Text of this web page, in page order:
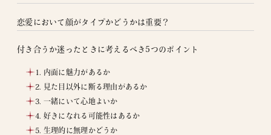
恋愛において顔がタイプかどうかは重要？
付き合うか迷ったときに考えるべき5つのポイント
1. 内面に魅力があるか
2. 見た目以外に断る理由があるか
3. 一緒にいて心地よいか
4. 好きになれる可能性はあるか
5. 生理的に無理かどうか